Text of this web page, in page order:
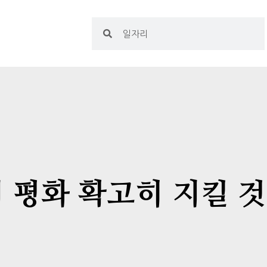
화 확고히 지킬 것